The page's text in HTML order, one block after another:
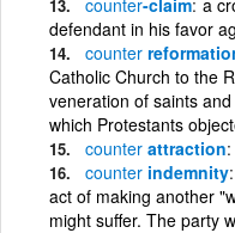
defendant in his favor
counter
Catholic Church to the
veneration of saints
which Protestants
counter attraction
counter indemnity
act of making another
might suffer. The party